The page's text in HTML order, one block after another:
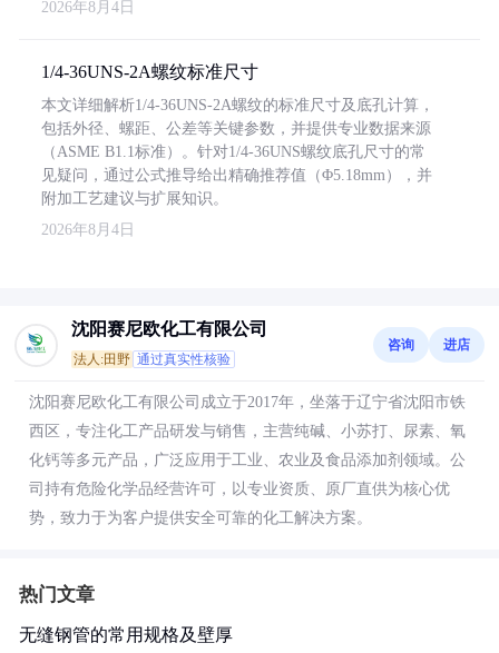
2026年8月4日
1/4-36UNS-2A螺纹标准尺寸
本文详细解析1/4-36UNS-2A螺纹的标准尺寸及底孔计算，
包括外径、螺距、公差等关键参数，并提供专业数据来源
（ASME B1.1标准）。针对1/4-36UNS螺纹底孔尺寸的常
见疑问，通过公式推导给出精确推荐值（Φ5.18mm），并
附加工艺建议与扩展知识。
2026年8月4日
沈阳赛尼欧化工有限公司
法人:田野 通过真实性核验
咨询 进店
沈阳赛尼欧化工有限公司成立于2017年，坐落于辽宁省沈阳市铁
西区，专注化工产品研发与销售，主营纯碱、小苏打、尿素、氧
化钙等多元产品，广泛应用于工业、农业及食品添加剂领域。公
司持有危险化学品经营许可，以专业资质、原厂直供为核心优
势，致力于为客户提供安全可靠的化工解决方案。
热门文章
无缝钢管的常用规格及壁厚